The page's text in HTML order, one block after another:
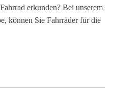
erkunden? Bei unserem
können Sie Fahrräder für die